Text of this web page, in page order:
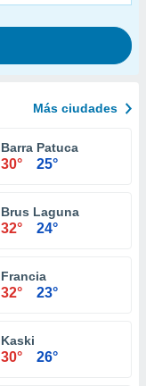
Más ciudades
Barra Patuca
30° 25°
Brus Laguna
32° 24°
Francia
32° 23°
Kaski
30° 26°